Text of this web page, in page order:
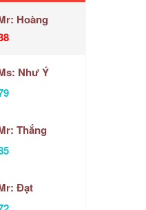
Hoàng
Như Ý
Thắng
Đạt